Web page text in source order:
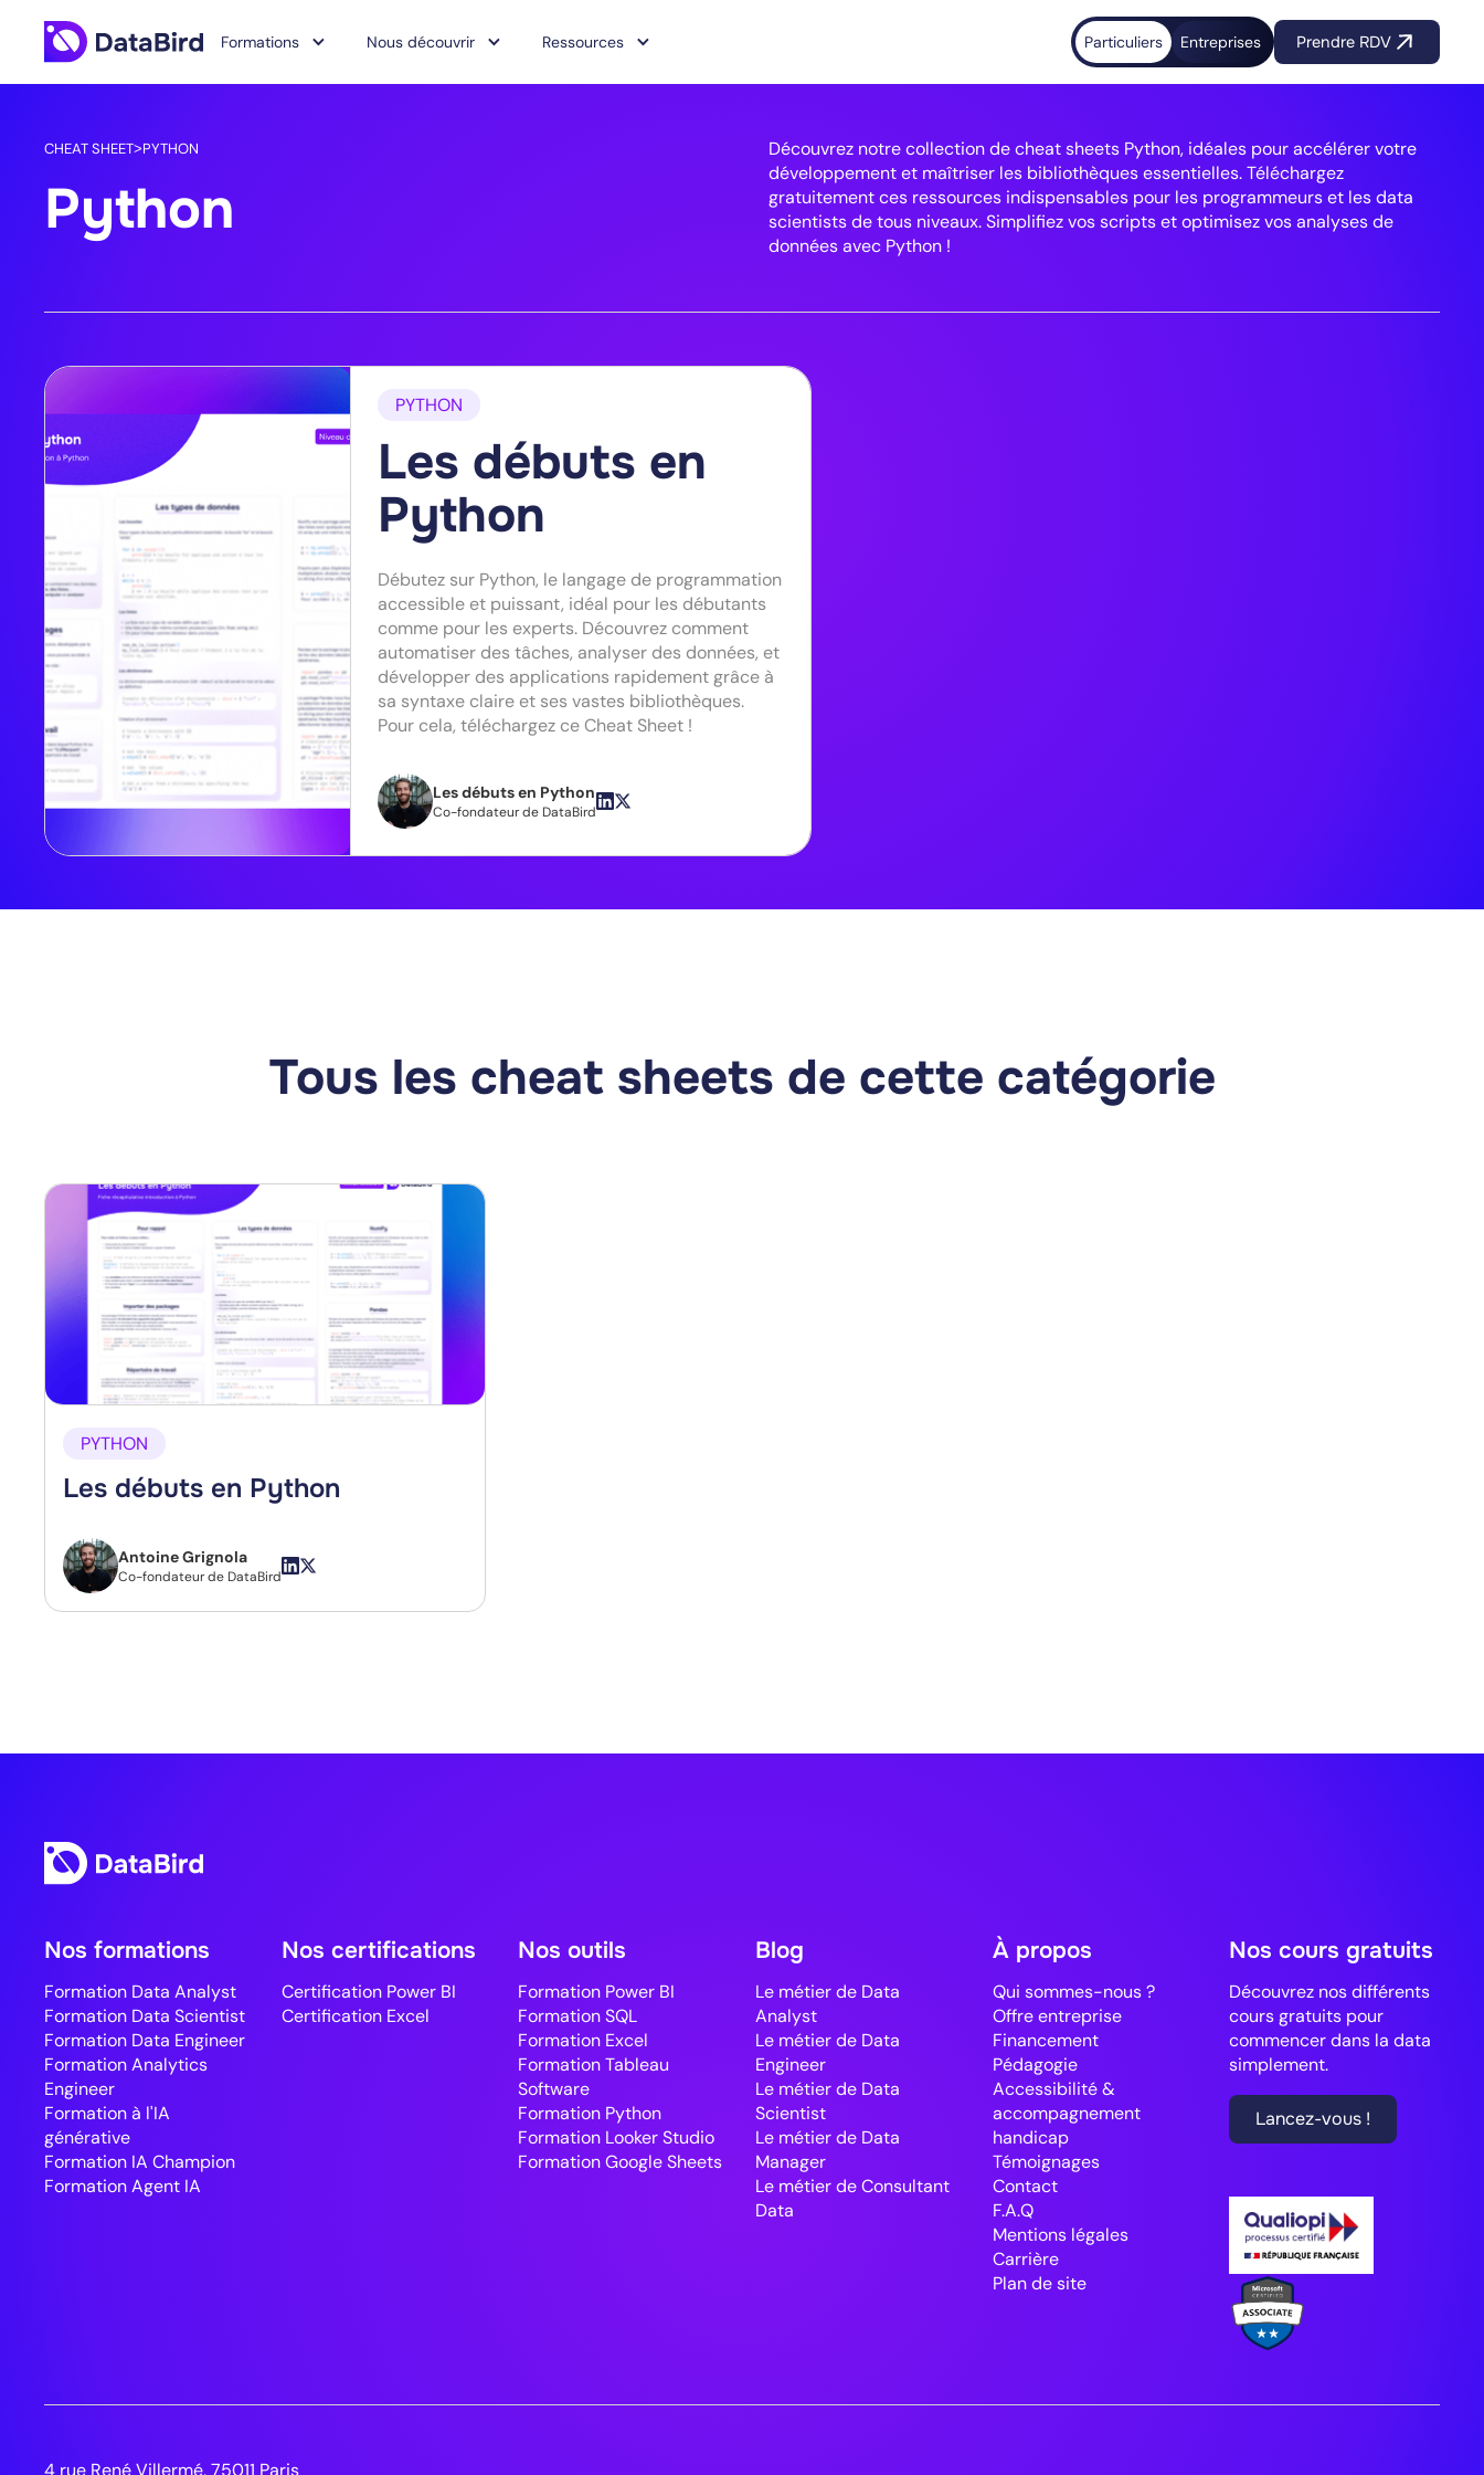
Formations Nous découvrir Ressources Particuliers Entreprises Prendre RDV
CHEAT SHEET>PYTHON
Python
Découvrez notre collection de cheat sheets Python, idéales pour accélérer votre
développement et maîtriser les bibliothèques essentielles. Téléchargez
gratuitement ces ressources indispensables pour les programmeurs et les data
scientists de tous niveaux. Simplifiez vos scripts et optimisez vos analyses de
données avec Python !
PYTHON
Les débuts en
Python
Débutez sur Python, le langage de programmation
accessible et puissant, idéal pour les débutants
comme pour les experts. Découvrez comment
automatiser des tâches, analyser des données, et
développer des applications rapidement grâce à
sa syntaxe claire et ses vastes bibliothèques.
Pour cela, téléchargez ce Cheat Sheet !
Les débuts en Python
Co-fondateur de DataBird
Tous les cheat sheets de cette catégorie
PYTHON
Les débuts en Python
Antoine Grignola
Co-fondateur de DataBird
Nos formations
Formation Data Analyst
Formation Data Scientist
Formation Data Engineer
Formation Analytics
Engineer
Formation à l'IA
générative
Formation IA Champion
Formation Agent IA
Nos certifications
Certification Power BI
Certification Excel
Nos outils
Formation Power BI
Formation SQL
Formation Excel
Formation Tableau
Software
Formation Python
Formation Looker Studio
Formation Google Sheets
Blog
Le métier de Data
Analyst
Le métier de Data
Engineer
Le métier de Data
Scientist
Le métier de Data
Manager
Le métier de Consultant
Data
À propos
Qui sommes-nous ?
Offre entreprise
Financement
Pédagogie
Accessibilité &
accompagnement
handicap
Témoignages
Contact
F.A.Q
Mentions légales
Carrière
Plan de site
Nos cours gratuits
Découvrez nos différents
cours gratuits pour
commencer dans la data
simplement.
Lancez-vous !
4 rue René Villermé, 75011 Paris